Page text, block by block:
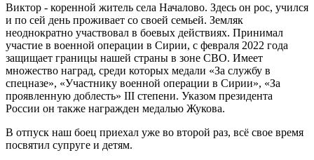
Виктор - коренной житель села Началово. Здесь он рос, учился
и по сей день проживает со своей семьей. Земляк
неоднократно участвовал в боевых действиях. Принимал
участие в военной операции в Сирии, с февраля 2022 года
защищает границы нашей страны в зоне СВО. Имеет
множество наград, среди которых медали «За службу в
спецназе», «Участнику военной операции в Сирии», «За
проявленную доблесть» III степени. Указом президента
России он также награжден медалью Жукова.
В отпуск наш боец приехал уже во второй раз, всё свое время
посвятил супруге и детям.